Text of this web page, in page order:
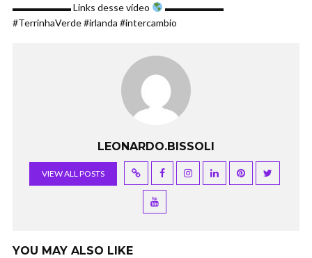
▬▬▬▬▬▬ Links desse vídeo
▬▬▬▬▬▬
#TerrinhaVerde #irlanda #intercambio
LEONARDO.BISSOLI
VIEW ALL POSTS
YOU MAY ALSO LIKE